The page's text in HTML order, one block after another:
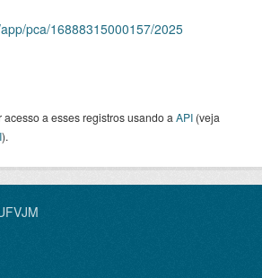
pca/16888315000157/2025
acesso a esses registros usando a API (veja
).